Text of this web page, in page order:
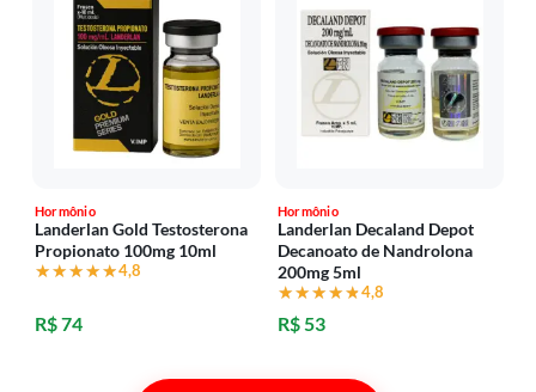
Hormônio
Landerlan Gold Testosterona
Propionato 100mg 10ml
★★★★★
★★★★★4,8
R$ 74
Hormônio
Landerlan Decaland Depot
Decanoato de Nandrolona
200mg 5ml
★★★★★
★★★★★4,8
R$ 53